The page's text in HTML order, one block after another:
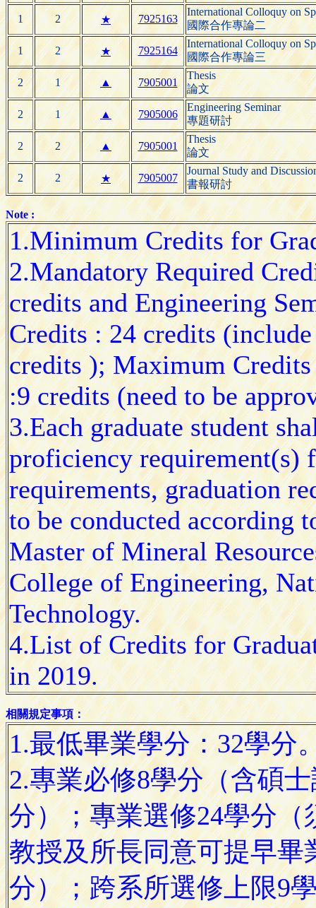
1 2 ★ 7925163
International Colloquy on
國際合作專論二
1 2 ★ 7925164
International Colloquy on
國際合作專論三
2 1 ▲ 7905001
Thesis
論文
2 1 ▲ 7905006
Engineering Seminar
專題研討
2 2 ▲ 7905001
Thesis
論文
2 2 ★ 7905007
Journal Study and
書報研討
Note :
1.Minimum Credits for
2.Mandatory Required
credits and Engineering
Credits : 24 credits
credits ); Maximum
:9 credits (need to be
3.Each graduate student
proficiency requirement(s)
requirements, graduation
to be conducted according
Master of Mineral
College of Engineering,
Technology.
4.List of Credits for
in 2019.
相關規定事項：
1.最低畢業學分：32學分
2.專業必修8學分（含碩
分）；專業選修24學分
教授及所長同意可提早畢
分）；跨系所選修上限9